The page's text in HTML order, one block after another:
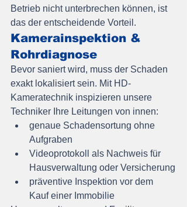
Betrieb nicht unterbrechen können, ist
das der entscheidende Vorteil.
Kamerainspektion &
Rohrdiagnose
Bevor saniert wird, muss der Schaden
exakt lokalisiert sein. Mit HD-
Kameratechnik inspizieren unsere
Techniker Ihre Leitungen von innen:
genaue Schadensortung ohne
Aufgraben
Videoprotokoll als Nachweis für
Hausverwaltung oder Versicherung
präventive Inspektion vor dem
Kauf einer Immobilie